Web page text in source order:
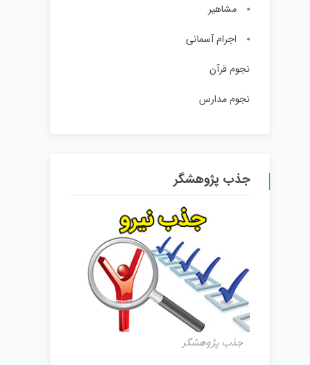
مشاهیر
اجرام آسمانی
نجوم قرآن
نجوم مدارس
جذب پژوهشگر
جذب پژوهشگر